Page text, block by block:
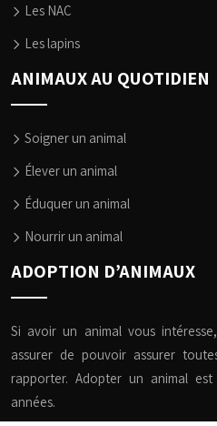
Les NAC
Les lapins
ANIMAUX AU QUOTIDIEN
Soigner un animal
Élever un animal
Éduquer un animal
Nourrir un animal
ADOPTION D’ANIMAUX
Si avoir un animal vous
assurer de pouvoir assurer
rapporter. Adopter un animal
années.